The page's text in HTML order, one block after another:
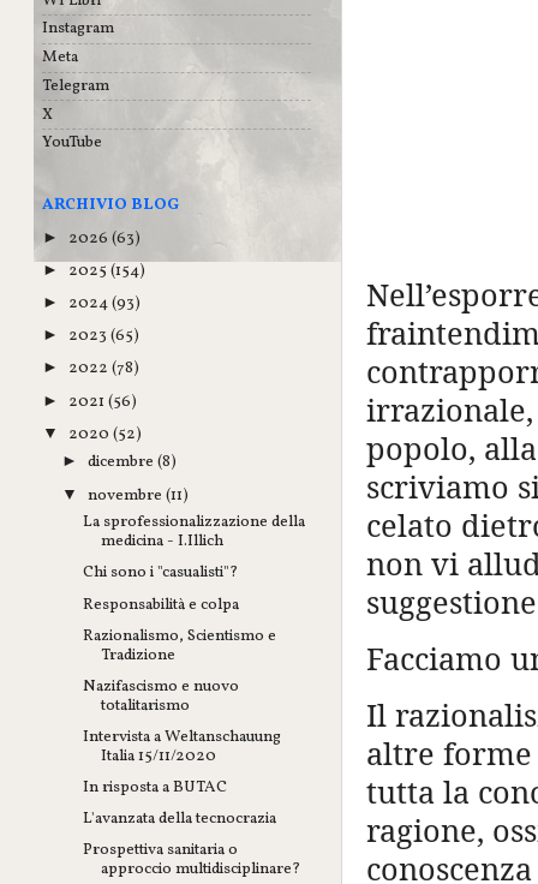
popolo,
scriviamo
celato
non vi
Facciamo
Il
altre
tutta la
ragione,
Instagram
Meta
Telegram
X
YouTube
ARCHIVIO BLOG
► 2026 (63)
► 2025 (154)
► 2024(93)
► 2023 (65)
► 2022 (78)
► 2021 (56)
▼ 2020 (52)
►dicembre(8)
▼novembre(11)
La sprofessionalizzazione della
medicina - I.Illich
Chi sono i "casualisti"?
Responsabilità e colpa
Razionalismo, Scientismo e
Tradizione
Nazifascismo e nuovo
totalitarismo
Intervista a Weltanschauung
Italia 15/11/2020
In risposta a BUTAC
L'avanzata della tecnocrazia
Prospettiva sanitaria o
approccio multidisciplinare?